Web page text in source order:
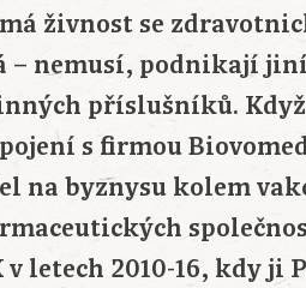
živnost se
– nemusí, podnikají
příslušníků.
s firmou
na byznysu kolem
letech 2010-16, kdy ji